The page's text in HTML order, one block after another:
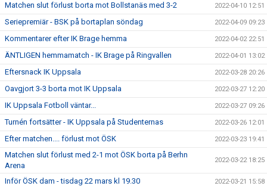
Matchen slut förlust borta mot Bollstanäs med 3-2 2022-04-10 12:51
Seriepremiär - BSK på bortaplan söndag 2022-04-09 09:23
Kommentarer efter IK Brage hemma 2022-04-02 22:51
ÄNTLIGEN hemmamatch - IK Brage på Ringvallen 2022-04-01 13:02
Eftersnack IK Uppsala 2022-03-28 20:26
Oavgjort 3-3 borta mot IK Uppsala 2022-03-27 12:20
IK Uppsala Fotboll väntar... 2022-03-27 09:26
Turnén fortsätter - IK Uppsala på Studenternas 2022-03-26 12:01
Efter matchen.... förlust mot ÖSK 2022-03-23 19:41
Matchen slut förlust med 2-1 mot ÖSK borta på Berhn
Arena
2022-03-22 18:25
Inför ÖSK dam - tisdag 22 mars kl 19.30 2022-03-21 15:58